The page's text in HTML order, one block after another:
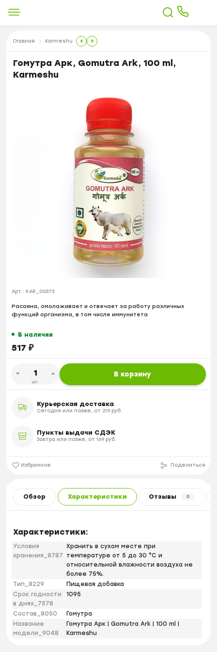
Главная Karmeshu
Гомутра Арк, Gomutra Ark, 100 ml,
Karmeshu
Арт.: KAR_00373
Расаяна, омолаживает и отвечает за работу различных
функций организма, в том числе иммунитета
В наличии
517 ₽
шт.
В корзину
Курьерская доставка
Сегодня или позже, от 219 руб.
Пункты выдачи СДЭК
Завтра или позже, от 169 руб.
Избранное Поделиться
Обзор Характеристики Отзывы 0
Характеристики:
Условия
хранения_8787
Хранить в сухом месте при
температуре от 5 до 30 °С и
относительной влажности воздуха не
более 75%.
Тип_8229
Пищевая добавка
Срок годности
в днях_7578
1095
Состав_8050
Гомутра
Название
модели_9048
Гомутра Арк | Gomutra Ark | 100 ml |
Karmeshu